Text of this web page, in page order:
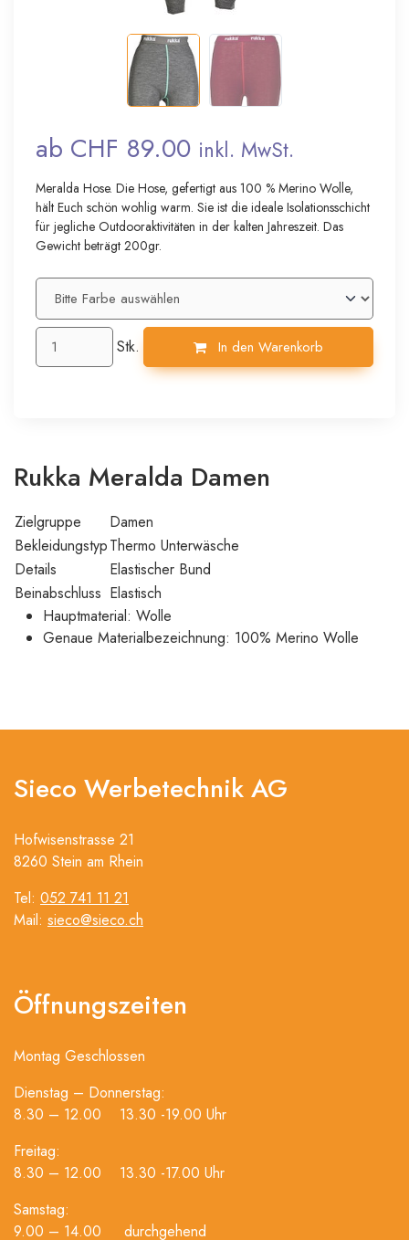
ab CHF 89.00 inkl. MwSt.
Meralda Hose. Die Hose, gefertigt aus 100 % Merino Wolle,
hält Euch schön wohlig warm. Sie ist die ideale Isolationsschicht
für jegliche Outdooraktivitäten in der kalten Jahreszeit. Das
Gewicht beträgt 200gr.
Stk. In den Warenkorb
Rukka Meralda Damen
Zielgruppe
Damen
BekleidungstypThermo Unterwäsche
Details
Elastischer Bund
Beinabschluss Elastisch
Hauptmaterial: Wolle
Genaue Materialbezeichnung: 100% Merino Wolle
Sieco Werbetechnik AG
Hofwisenstrasse 21
8260 Stein am Rhein
Tel: 052 741 11 21
Mail: sieco@sieco.ch
Öffnungszeiten
Montag Geschlossen
Dienstag – Donnerstag:
8.30 – 12.00 13.30 -19.00 Uhr
Freitag:
8.30 – 12.00 13.30 -17.00 Uhr
Samstag:
9.00 – 14.00 durchgehend